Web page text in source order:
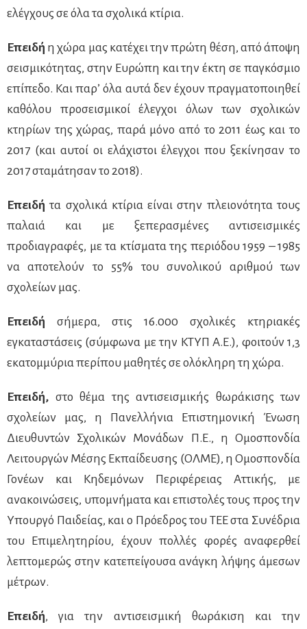
ελέγχους σε όλα τα σχολικά κτίρια.
Επειδή η χώρα μας κατέχει την πρώτη θέση, από άποψη
σεισμικότητας, στην Ευρώπη και την έκτη σε παγκόσμιο
επίπεδο. Και παρ’ όλα αυτά δεν έχουν πραγματοποιηθεί
καθόλου προσεισμικοί έλεγχοι όλων των σχολικών
κτηρίων της χώρας, παρά μόνο από το 2011 έως και το
2017 (και αυτοί οι ελάχιστοι έλεγχοι που ξεκίνησαν το
2017 σταμάτησαν το 2018).
Επειδή τα σχολικά κτίρια είναι στην πλειονότητα τους
παλαιά και με ξεπερασμένες αντισεισμικές
προδιαγραφές, με τα κτίσματα της περιόδου 1959 – 1985
να αποτελούν το 55% του συνολικού αριθμού των
σχολείων μας.
Επειδή σήμερα, στις 16.000 σχολικές κτηριακές
εγκαταστάσεις (σύμφωνα με την ΚΤΥΠ Α.Ε.), φοιτούν 1,3
εκατομμύρια περίπου μαθητές σε ολόκληρη τη χώρα.
Επειδή, στο θέμα της αντισεισμικής θωράκισης των
σχολείων μας, η Πανελλήνια Επιστημονική Ένωση
Διευθυντών Σχολικών Μονάδων Π.Ε., η Ομοσπονδία
Λειτουργών Μέσης Εκπαίδευσης (ΟΛΜΕ), η Ομοσπονδία
Γονέων και Κηδεμόνων Περιφέρειας Αττικής, με
ανακοινώσεις, υπομνήματα και επιστολές τους προς την
Υπουργό Παιδείας, και ο Πρόεδρος του ΤΕΕ στα Συνέδρια
του Επιμελητηρίου, έχουν πολλές φορές αναφερθεί
λεπτομερώς στην κατεπείγουσα ανάγκη λήψης άμεσων
μέτρων.
Επειδή, για την αντισεισμική θωράκιση και την